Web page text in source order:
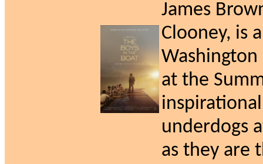
James
Clooney, is
at the
underdogs
as they are